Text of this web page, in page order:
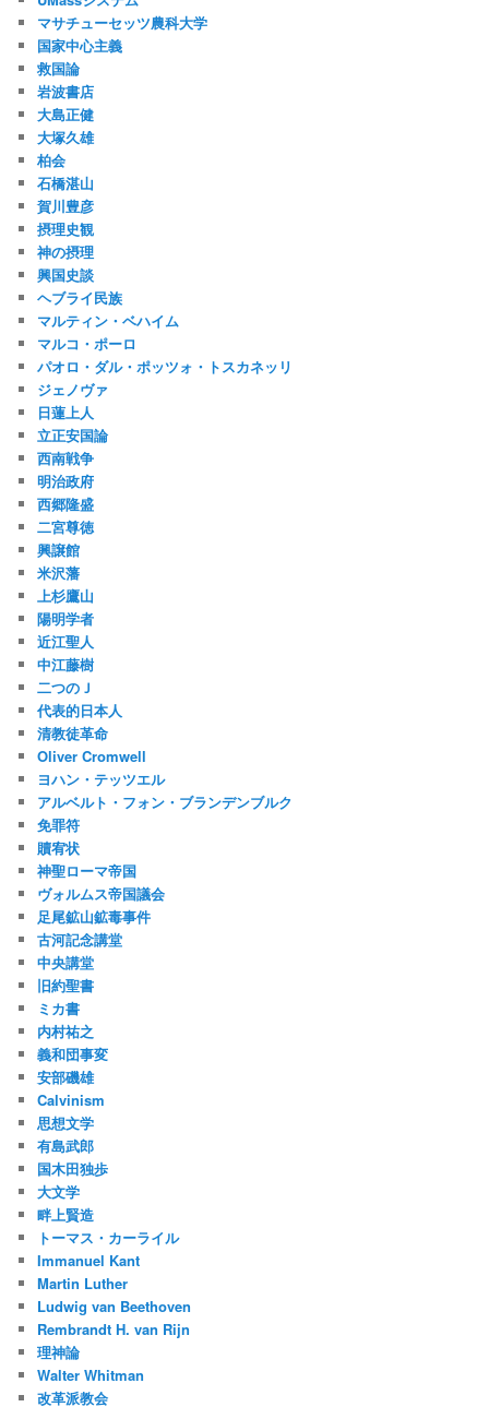
マサチューセッツ農科大学
国家中心主義
救国論
岩波書店
大島正健
大塚久雄
柏会
石橋湛山
賀川豊彦
摂理史観
神の摂理
興国史談
ヘブライ民族
マルティン・ベハイム
マルコ・ポーロ
パオロ・ダル・ポッツォ・トスカネッリ
ジェノヴァ
日蓮上人
立正安国論
西南戦争
明治政府
西郷隆盛
二宮尊徳
興譲館
米沢藩
上杉鷹山
陽明学者
近江聖人
中江藤樹
二つのＪ
代表的日本人
清教徒革命
Oliver Cromwell
ヨハン・テッツエル
アルベルト・フォン・ブランデンブルク
免罪符
贖宥状
神聖ローマ帝国
ヴォルムス帝国議会
足尾鉱山鉱毒事件
古河記念講堂
中央講堂
旧約聖書
ミカ書
内村祐之
義和団事変
安部磯雄
Calvinism
思想文学
有島武郎
国木田独歩
大文学
畔上賢造
トーマス・カーライル
Immanuel Kant
Martin Luther
Ludwig van Beethoven
Rembrandt H. van Rijn
理神論
Walter Whitman
改革派教会